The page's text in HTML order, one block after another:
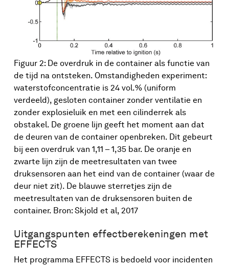
Figuur 2: De overdruk in de container als functie van
de tijd na ontsteken. Omstandigheden experiment:
waterstofconcentratie is 24 vol.% (uniform
verdeeld), gesloten container zonder ventilatie en
zonder explosieluik en met een cilinderrek als
obstakel. De groene lijn geeft het moment aan dat
de deuren van de container openbreken. Dit gebeurt
bij een overdruk van 1,11 – 1,35 bar. De oranje en
zwarte lijn zijn de meetresultaten van twee
druksensoren aan het eind van de container (waar de
deur niet zit). De blauwe sterretjes zijn de
meetresultaten van de druksensoren buiten de
container. Bron: Skjold et al, 2017
Uitgangspunten effectberekeningen met
EFFECTS
Het programma EFFECTS is bedoeld voor incidenten